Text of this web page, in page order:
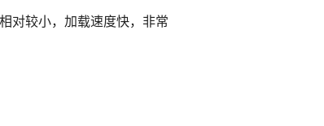
对较小，加载速度快，非常